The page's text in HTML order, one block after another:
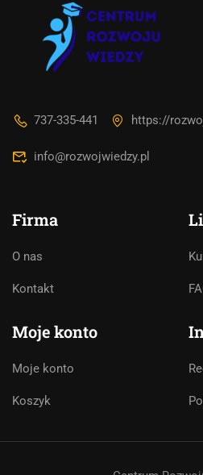
737-335-441 https://
info@rozwojwiedzy.pl
Firma
O nas
Kontakt
Moje konto
Moje konto
Koszyk
asystentem AI. Jak